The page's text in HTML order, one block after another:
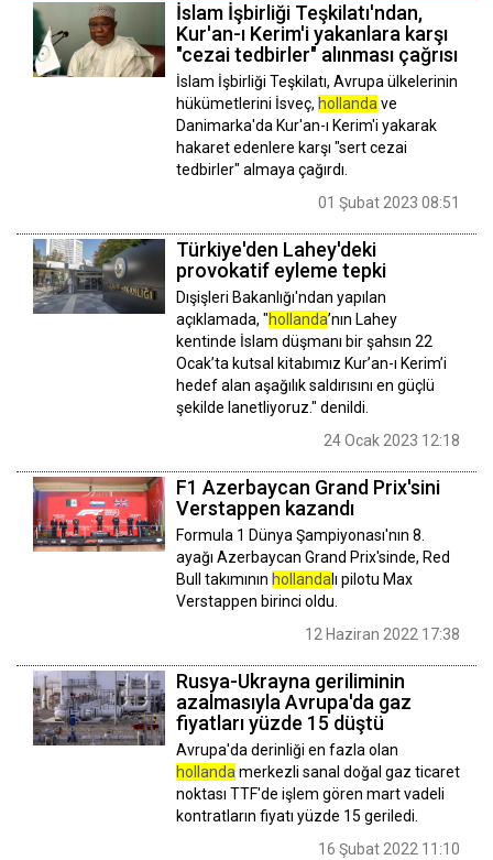
İslam İşbirliği Teşkilatı'ndan,
Kur'an-ı Kerim'i yakanlara karşı
"cezai tedbirler" alınması çağrısı
İslam İşbirliği Teşkilatı, Avrupa ülkelerinin
hükümetlerini İsveç, hollandave
Danimarka'da Kur'an-ı Kerim'i yakarak
hakaret edenlere karşı "sert cezai
tedbirler" almaya çağırdı.
01 Şubat 2023 08:51
Türkiye'den Lahey'deki
provokatif eyleme tepki
Dışişleri Bakanlığı'ndan yapılan
açıklamada, "hollanda’nın Lahey
kentinde İslam düşmanı bir şahsın 22
Ocak’ta kutsal kitabımız Kur’an-ı Kerim’i
hedef alan aşağılık saldırısını en güçlü
şekilde lanetliyoruz." denildi.
24 Ocak 2023 12:18
F1 Azerbaycan Grand Prix'sini
Verstappen kazandı
Formula 1 Dünya Şampiyonası'nın 8.
ayağı Azerbaycan Grand Prix'sinde, Red
Bull takımının hollanda lı pilotu Max
Verstappen birinci oldu.
12 Haziran 2022 17:38
Rusya-Ukrayna geriliminin
azalmasıyla Avrupa'da gaz
fiyatları yüzde 15 düştü
Avrupa'da derinliği en fazla olan
hollanda merkezli sanal doğal gaz ticaret
noktası TTF'de işlem gören mart vadeli
kontratların fiyatı yüzde 15 geriledi.
16 Şubat 2022 11:10